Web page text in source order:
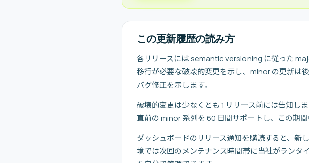
この更新履歴の読み方
各リリースには semantic versioning に従った
移行が必要な破壊的変更を示し、minor の更新は
バグ修正を示します。
破壊的変更は少なくとも 1 リリース前には告知し
直前の minor 系列を 60 日間サポートし、この期
ダッシュボードのリリース通知を購読すると、新
境では次回のメンテナンス時間帯に当社がランタ